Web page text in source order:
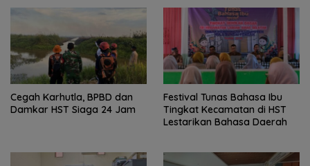
Cegah Karhutla, BPBD dan
Damkar HST Siaga 24 Jam
Festival Tunas Bahasa Ibu
Tingkat Kecamatan di HST
Lestarikan Bahasa Daerah